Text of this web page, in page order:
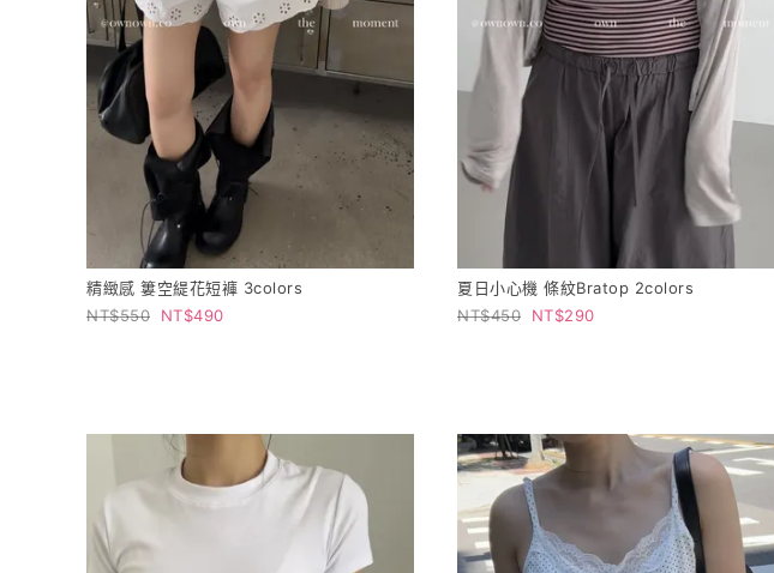
精緻感 簍空緹花短褲 3colors
550
490
夏日小心機 條紋Bratop 2colors
450
290